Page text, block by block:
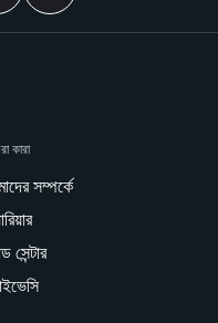
কারা
সম্পর্কে
সেন্টার